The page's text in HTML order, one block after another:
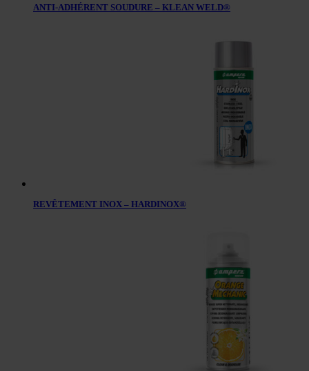
ANTI-ADHÉRENT SOUDURE – KLEAN WELD®
REVÊTEMENT INOX – HARDINOX®